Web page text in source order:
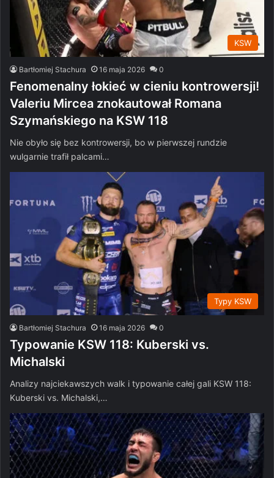
KSW
Bartłomiej Stachura 16 maja 2026 0
Fenomenalny łokieć w cieniu kontrowersji!
Valeriu Mircea znokautował Romana
Szymańskiego na KSW 118
Nie obyło się bez kontrowersji, bo w pierwszej rundzie
wulgarnie trafił palcami…
Typy KSW
Bartłomiej Stachura 16 maja 2026 0
Typowanie KSW 118: Kuberski vs.
Michalski
Analizy najciekawszych walk i typowanie całej gali KSW 118:
Kuberski vs. Michalski,…